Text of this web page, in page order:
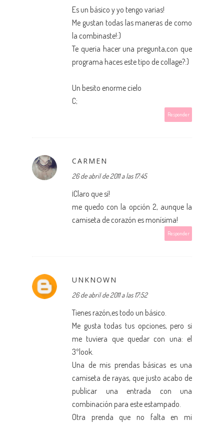
Es un básico y yo tengo varias!
Me gustan todas las maneras de como
la combinaste!:)
Te queria hacer una pregunta,con que
programa haces este tipo de collage?:)
Un besito enorme cielo
C;
Responder
CARMEN
26 de abril de 2011 a las 17:45
¡Claro que sí!
me quedo con la opción 2, aunque la
camiseta de corazón es monísima!
Responder
UNKNOWN
26 de abril de 2011 a las 17:52
Tienes razón,es todo un básico.
Me gusta todas tus opciones, pero si
me tuviera que quedar con una: el
3ºlook.
Una de mis prendas básicas es una
camiseta de rayas, que justo acabo de
publicar una entrada con una
combinación para este estampado.
Otra prenda que no falta en mi